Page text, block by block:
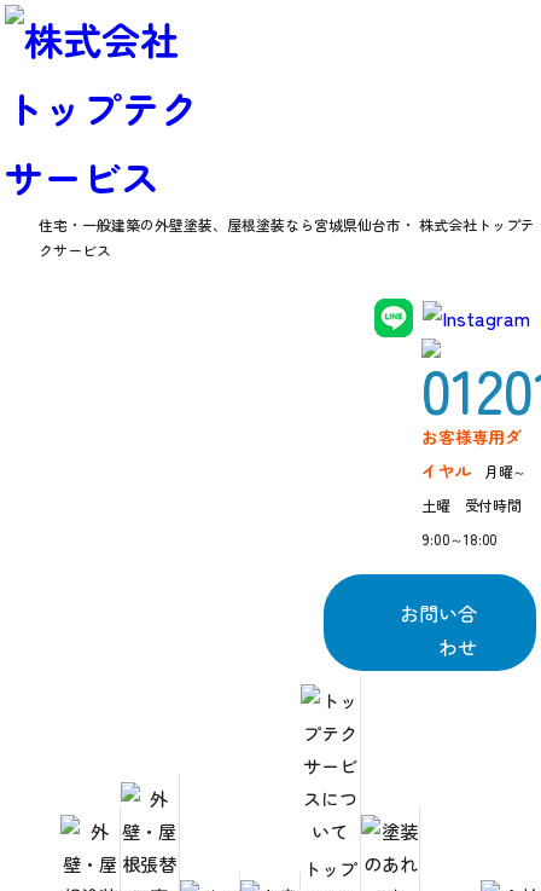
住宅・一般建築の外壁塗装、屋根塗装なら宮城県仙台市・ 株式会社トップテ
クサービス
お客様専用ダ
イヤル
月曜～
土曜 受付時間
9:00～18:00
お問い合
わせ
トップ
お知らせ
お客様よりアンケートのご回答がございました💮